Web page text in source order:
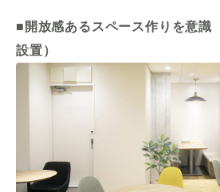
■開放感あるスペース作りを意識
設置）